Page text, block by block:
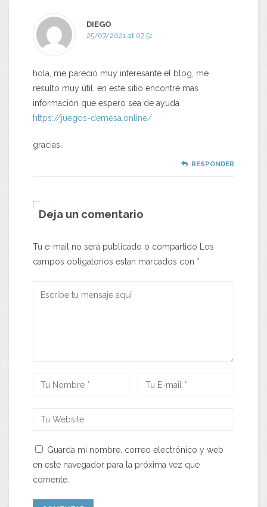
DIEGO
25/07/2021 at 07:51
hola, me pareció muy interesante el blog, me
resulto muy útil, en este sitio encontré mas
información que espero sea de ayuda
https://juegos-demesa.online/
gracias.
RESPONDER
Deja un comentario
Tu e-mail no será publicado o compartido Los
campos obligatorios estan marcados con *
Guarda mi nombre, correo electrónico y web
en este navegador para la próxima vez que
comente.